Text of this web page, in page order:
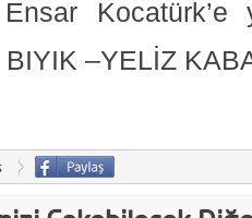
Kocatürk’e
–YELİZ